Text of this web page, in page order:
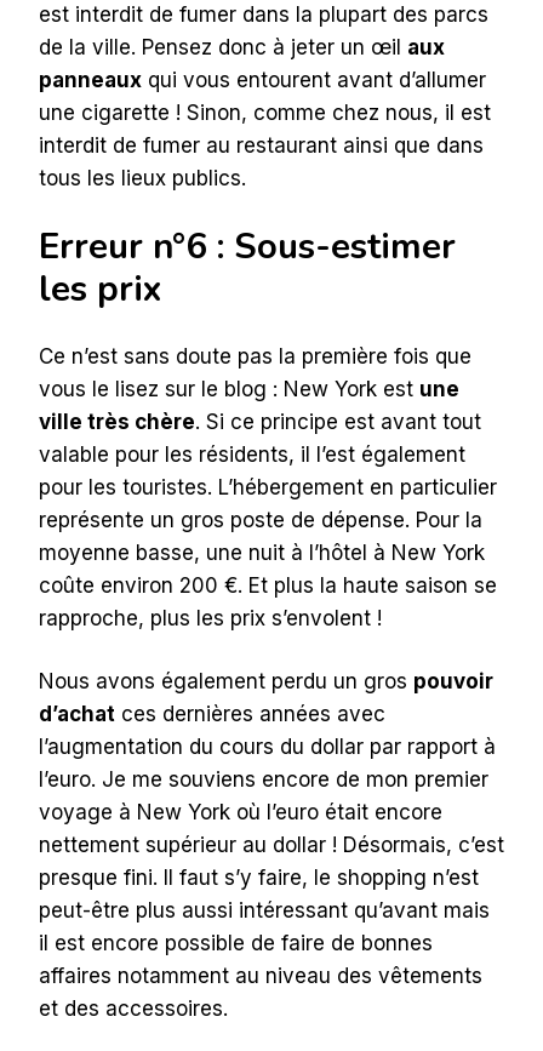
est interdit de fumer dans la plupart des parcs
de la ville. Pensez donc à jeter un œil aux
panneaux qui vous entourent avant d’allumer
une cigarette ! Sinon, comme chez nous, il est
interdit de fumer au restaurant ainsi que dans
tous les lieux publics.
Erreur n°6 : Sous-estimer
les prix
Ce n’est sans doute pas la première fois que
vous le lisez sur le blog : New York est une
ville très chère. Si ce principe est avant tout
valable pour les résidents, il l’est également
pour les touristes. L’hébergement en particulier
représente un gros poste de dépense. Pour la
moyenne basse, une nuit à l’hôtel à New York
coûte environ 200 €. Et plus la haute saison se
rapproche, plus les prix s’envolent !
Nous avons également perdu un gros pouvoir
d’achat ces dernières années avec
l’augmentation du cours du dollar par rapport à
l’euro. Je me souviens encore de mon premier
voyage à New York où l’euro était encore
nettement supérieur au dollar ! Désormais, c’est
presque fini. Il faut s’y faire, le shopping n’est
peut-être plus aussi intéressant qu’avant mais
il est encore possible de faire de bonnes
affaires notamment au niveau des vêtements
et des accessoires.